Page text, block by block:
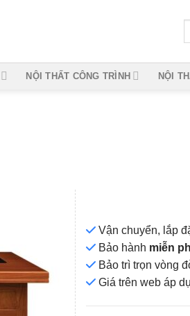
NỘI THẤT CÔNG TRÌNH NỘI
Add to
wishlist
Vận chuyển, lắp
Bảo hành miễn
Bảo trì trọn vòng
Giá trên web áp